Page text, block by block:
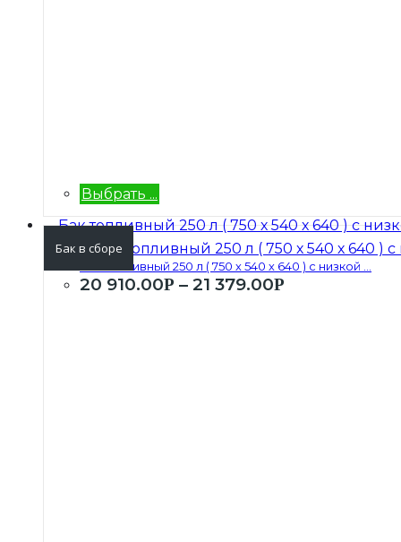
Выбрать ...
Бак в сборе
Бак топливный 250 л ( 750 х 540 х 640 ) с низкой ...
20 910.00Р – 21 379.00Р